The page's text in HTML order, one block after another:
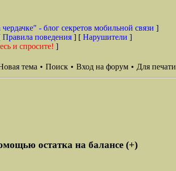
- блог секретов мобильной связи ]
Правила поведения ] [ Нарушители ]
и спросите! ]
тема • Поиск • Вход на форум • Для печати
остатка на балансе (+)